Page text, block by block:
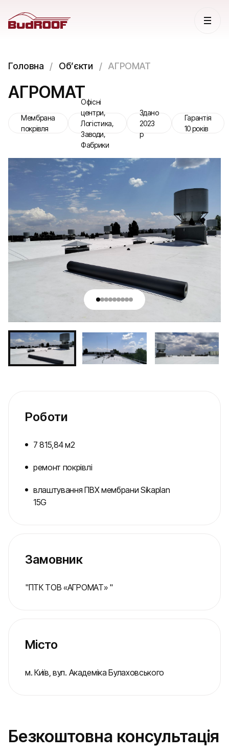
Головна Обʼєкти АГРОМАТ
АГРОМАТ
Мембрана
покрівля
Офісні
центри,
Логістика,
Заводи,
Фабрики
Здано
2023
р
Гарантія
10 років
Роботи
7 815,84 м2
ремонт покрівлі
влаштування ПВХ мембрани Sikaplan
15G
Замовник
"ПТК ТОВ «АГРОМАТ» "
Місто
м. Київ, вул. Академіка Булаховського
Безкоштовна консультація